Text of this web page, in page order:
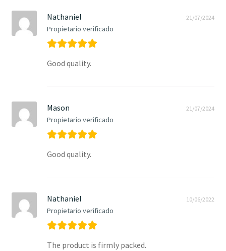
Nathaniel
Propietario verificado
21/07/2024
Good quality.
Mason
Propietario verificado
21/07/2024
Good quality.
Nathaniel
Propietario verificado
10/06/2022
The product is firmly packed.